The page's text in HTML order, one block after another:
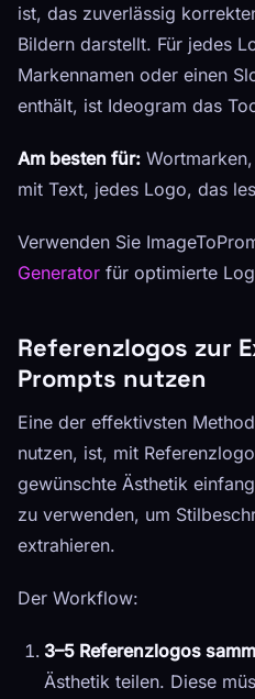
ist, das zuverlässig
Bildern darstellt. Für jedes
Markennamen oder einen
enthält, ist Ideogram das
Am besten für:
mit Text, jedes Logo, das
Verwenden Sie
Generator für optimierte
Referenzlogos zur
Prompts nutzen
Eine der effektivsten
nutzen, ist, mit
gewünschte Ästhetik
zu verwenden, um
extrahieren.
Der Workflow:
3–5 Referenzlogos
Ästhetik teilen. Diese